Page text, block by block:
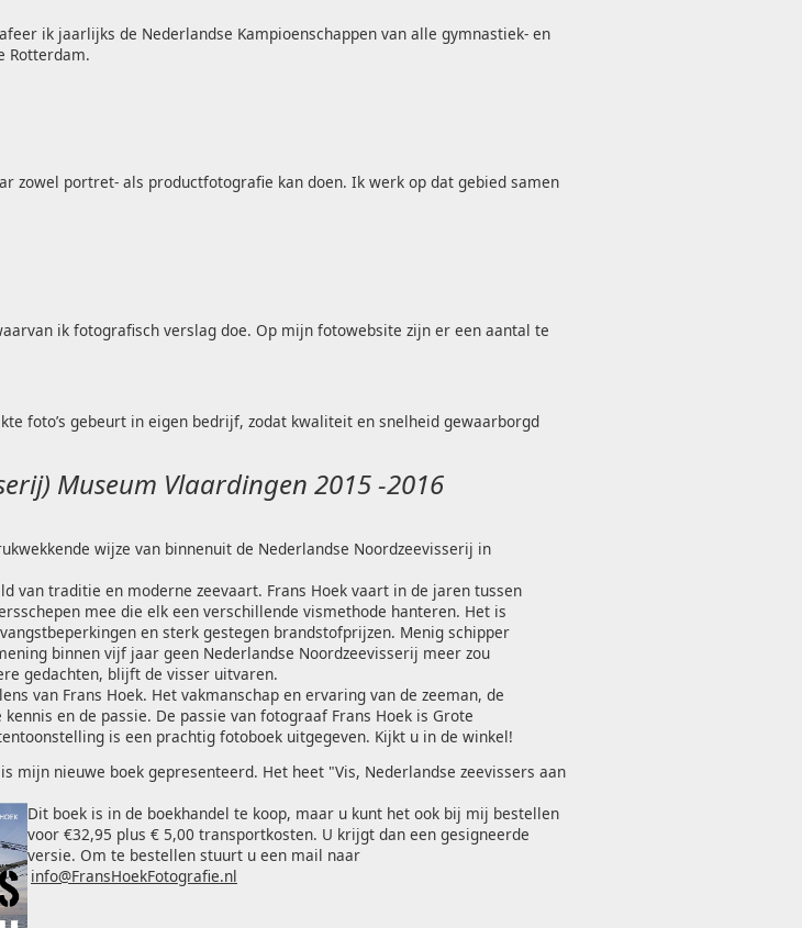
ik jaarlijks de Nederlandse Kampioenschappen van alle gymnastiek- en
Rotterdam.
zowel portret- als productfotografie kan doen. Ik werk op dat gebied samen
ik fotografisch verslag doe. Op mijn fotowebsite zijn er een aantal te
foto’s gebeurt in eigen bedrijf, zodat kwaliteit en snelheid gewaarborgd
Museum Vlaardingen 2015 -2016
wijze van binnenuit de Nederlandse Noordzeevisserij in
van traditie en moderne zeevaart. Frans Hoek vaart in de jaren tussen
mee die elk een verschillende vismethode hanteren. Het is
en sterk gestegen brandstofprijzen. Menig schipper
binnen vijf jaar geen Nederlandse Noordzeevisserij meer zou
gedachten, blijft de visser uitvaren.
van Frans Hoek. Het vakmanschap en ervaring van de zeeman, de
en de passie. De passie van fotograaf Frans Hoek is Grote
is een prachtig fotoboek uitgegeven. Kijkt u in de winkel!
mijn nieuwe boek gepresenteerd. Het heet "Vis, Nederlandse zeevissers aan
Dit boek is in de boekhandel te koop, maar u kunt het ook bij mij bestellen
voor €32,95 plus € 5,00 transportkosten. U krijgt dan een gesigneerde
versie. Om te bestellen stuurt u een mail naar
info@FransHoekFotografie.nl